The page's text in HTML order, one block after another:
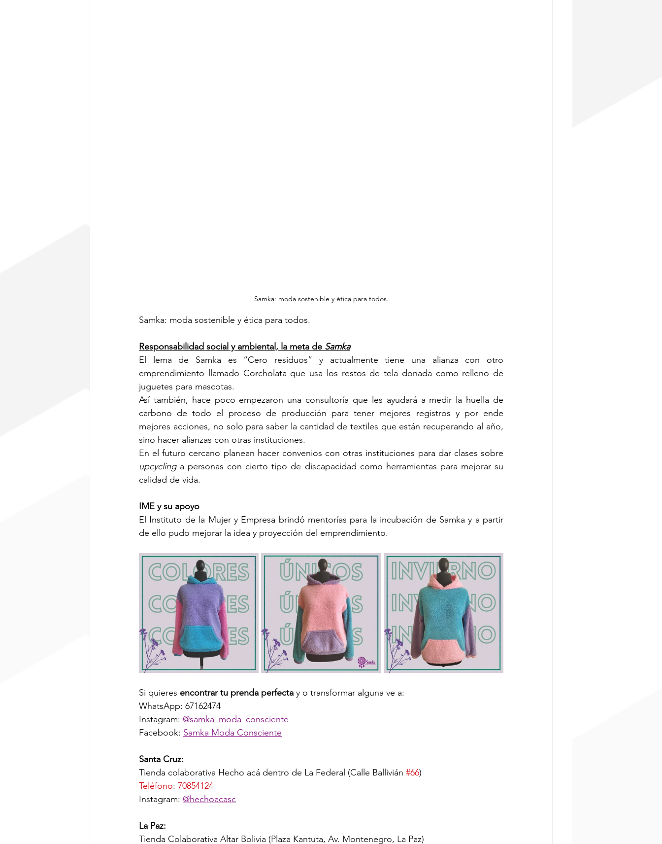
Samka: moda sostenible y ética para todos.
Samka: moda sostenible y ética para todos.
Responsabilidad social y ambiental, la meta de Samka
El lema de Samka es “Cero residuos” y actualmente tiene una alianza con otro
emprendimiento llamado Corcholata que usa los restos de tela donada como relleno de
juguetes para mascotas.
Así también, hace poco empezaron una consultoría que les ayudará a medir la huella de
carbono de todo el proceso de producción para tener mejores registros y por ende
mejores acciones, no solo para saber la cantidad de textiles que están recuperando al año,
sino hacer alianzas con otras instituciones.
upcycling a personas con cierto tipo de discapacidad como herramientas para mejorar su
calidad de vida.
IME y su apoyo
El Instituto de la Mujer y Empresa brindó mentorías para la incubación de Samka y a partir
de ello pudo mejorar la idea y proyección del emprendimiento.
Si quieres encontrar tu prenda perfecta y o transformar alguna ve a:
WhatsApp: 67162474
Instagram: @samka_moda_consciente
Facebook: Samka Moda Consciente
Santa Cruz:
Tienda colaborativa Hecho acá dentro de La Federal (Calle Ballivián #66)
Teléfono: 70854124
Instagram: @hechoacasc
La Paz:
Tienda Colaborativa Altar Bolivia (Plaza Kantuta, Av. Montenegro, La Paz)